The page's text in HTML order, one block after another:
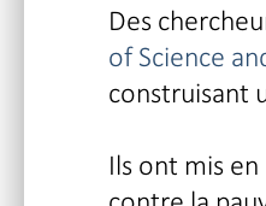
Des
of Science
construisant
Ils ont mis